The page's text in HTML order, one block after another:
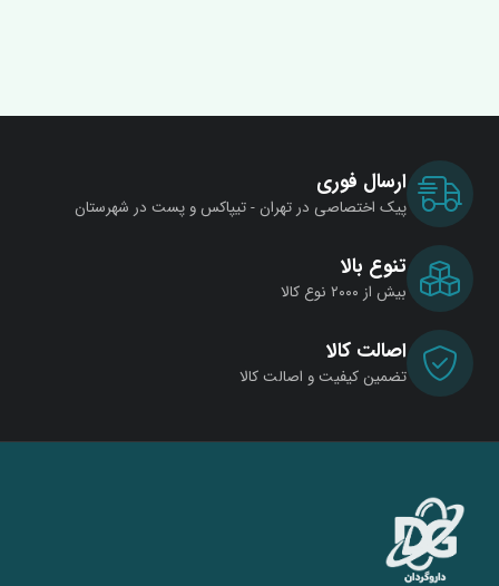
ارسال فوری
پیک اختصاصی در تهران - تیپاکس و پست در شهرستان
تنوع بالا
بیش از ۲۰۰۰ نوع کالا
اصالت کالا
تضمین کیفیت و اصالت کالا